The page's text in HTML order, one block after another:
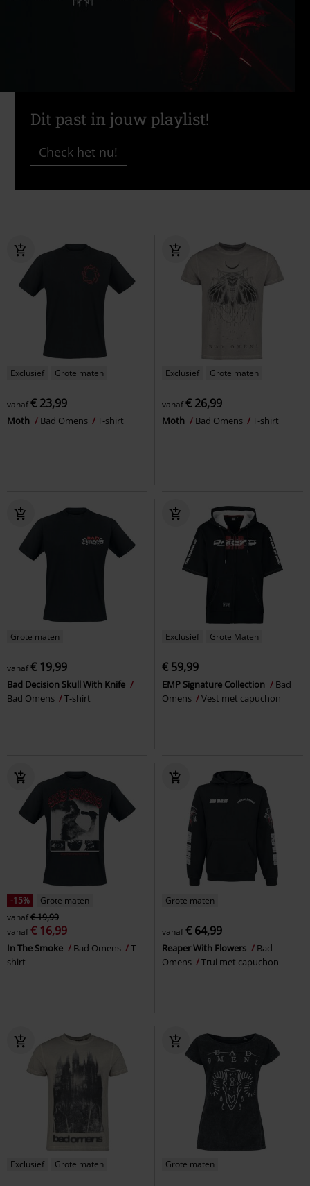
Dit past in jouw playlist!
Check het nu!
Exclusief Grote maten
vanaf€ 23,99
Moth Bad Omens T-shirt
Exclusief Grote maten
vanaf€ 26,99
Moth Bad Omens T-shirt
Grote maten
vanaf€ 19,99
Bad Decision Skull With Knife
Bad Omens
T-shirt
Exclusief Grote Maten
€ 59,99
EMP Signature Collection
Bad
Omens
Vest met capuchon
-15%
Grote maten
vanaf€ 19,99
vanaf€ 16,99
In The Smoke Bad Omens
T-
shirt
Grote maten
vanaf€ 64,99
Reaper With Flowers
Bad
Omens
Trui met capuchon
Exclusief Grote maten Grote maten